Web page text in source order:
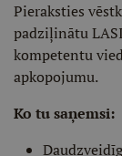
Pieraksties
padziļinātu
kompetentu
apkopojumu.
Ko tu saņemsi: